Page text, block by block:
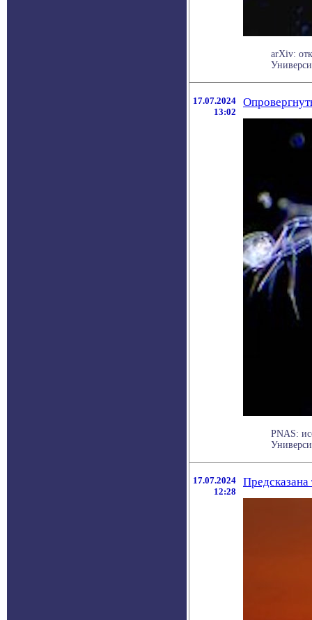
arXiv:
17.07.2024
13:02
PNAS:
17.07.2024
12:28
Предсказана